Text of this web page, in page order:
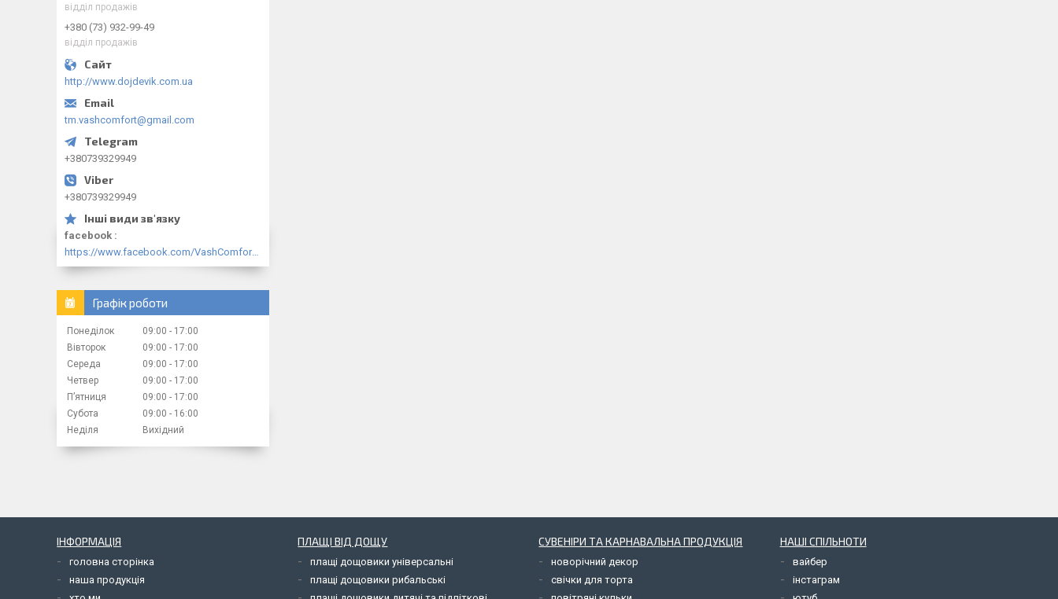
відділ продажів
+380 (73) 932-99-49
відділ продажів
http://www.dojdevik.com.ua
tm.vashcomfort@gmail.com
+380739329949
+380739329949
facebook
https://www.facebook.com/VashComfort.ua/
Графік роботи
Понеділок 09:00
17:00
Вівторок
09:00
17:00
Середа
09:00
17:00
Четвер
09:00
17:00
Пʼятниця
09:00
17:00
Субота
09:00
16:00
Неділя
Вихідний
ІНФОРМАЦІЯ
головна сторінка
наша продукція
ПЛАЩІ ВІД ДОЩУ
плащі дощовики універсальні
плащі дощовики рибальські
СУВЕНІРИ ТА КАРНАВАЛЬНА ПРОДУКЦІЯ
новорічний декор
свічки для торта
НАШІ СПІЛЬНОТИ
вайбер
інстаграм